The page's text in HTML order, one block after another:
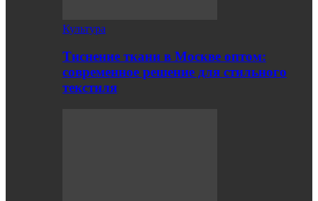
Культура
Тиснение ткани в Москве оптом:
современное решение для стильного
текстиля